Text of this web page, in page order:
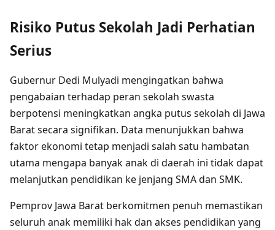
Risiko Putus Sekolah Jadi Perhatian
Serius
Gubernur Dedi Mulyadi mengingatkan bahwa
pengabaian terhadap peran sekolah swasta
berpotensi meningkatkan angka putus sekolah di Jawa
Barat secara signifikan. Data menunjukkan bahwa
faktor ekonomi tetap menjadi salah satu hambatan
utama mengapa banyak anak di daerah ini tidak dapat
melanjutkan pendidikan ke jenjang SMA dan SMK.
Pemprov Jawa Barat berkomitmen penuh memastikan
seluruh anak memiliki hak dan akses pendidikan yang